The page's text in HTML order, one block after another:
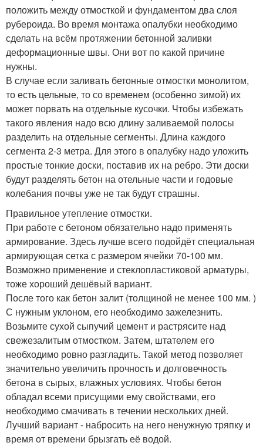
положить между отмосткой и фундаментом два слоя
рубероида. Во время монтажа опалубки необходимо
сделать на всём протяжении бетонной заливки
деформационные швы. Они вот по какой причине
нужны.
В случае если заливать бетонные отмостки монолитом,
то есть цельные, то со временем (особенно зимой) их
может порвать на отдельные кусочки. Чтобы избежать
такого явления надо всю длину заливаемой полосы
разделить на отдельные сегменты. Длина каждого
сегмента 2-3 метра. Для этого в опалубку надо уложить
простые тонкие доски, поставив их на ребро. Эти доски
будут разделять бетон на отельные части и годовые
колебания почвы уже не так будут страшны.
Правильное утепление отмостки.
При работе с бетоном обязательно надо применять
армирование. Здесь лучше всего подойдёт специальная
армирующая сетка с размером ячейки 70-100 мм.
Возможно применение и стеклопластиковой арматуры,
тоже хороший дешёвый вариант.
После того как бетон залит (толщиной не менее 100 мм. )
С нужным уклоном, его необходимо зажелезнить.
Возьмите сухой сыпучий цемент и растрясите над
свежезалитым отмостком. Затем, штателем его
необходимо ровно разгладить. Такой метод позволяет
значительно увеличить прочность и долговечность
бетона в сырых, влажных условиях. Чтобы бетон
обладал всеми присущими ему свойствами, его
необходимо смачивать в течении нескольких дней.
Лучший вариант - набросить на него ненужную тряпку и
время от времени брызгать её водой.